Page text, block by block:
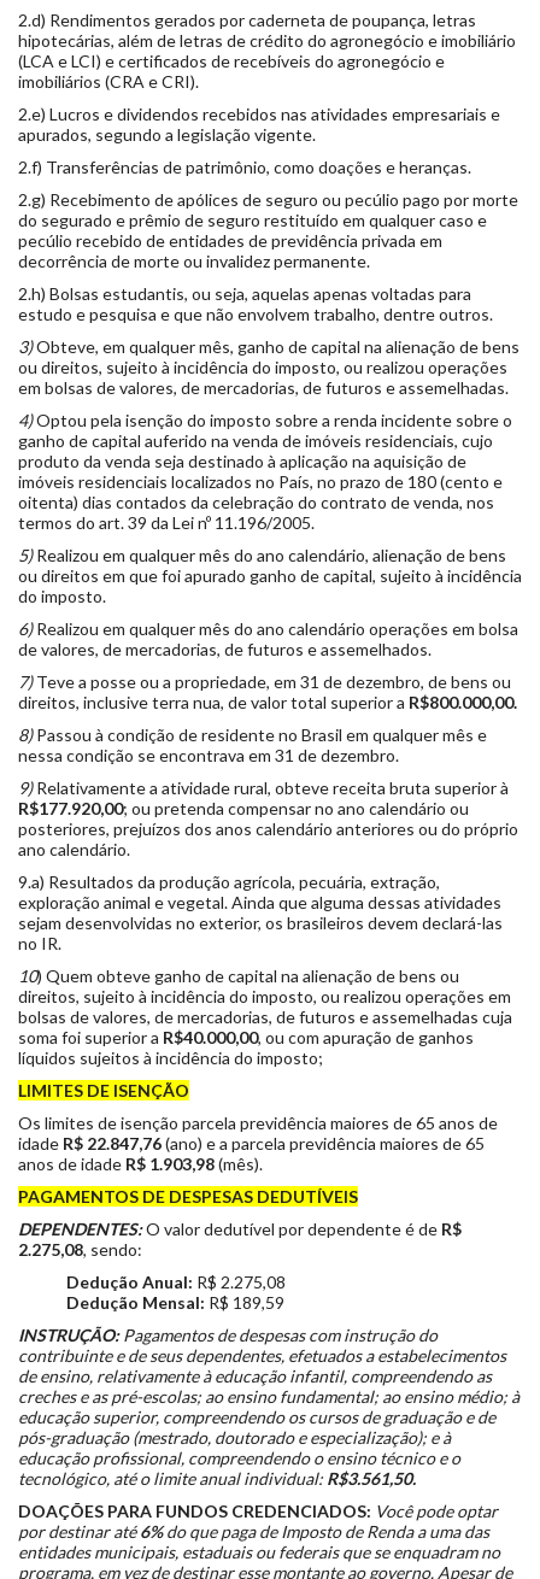
2.d) Rendimentos gerados por caderneta de poupança, letras
hipotecárias, além de letras de crédito do agronegócio e imobiliário
(LCA e LCI) e certificados de recebíveis do agronegócio e
imobiliários (CRA e CRI).
2.e) Lucros e dividendos recebidos nas atividades empresariais e
apurados, segundo a legislação vigente.
2.f) Transferências de patrimônio, como doações e heranças.
2.g) Recebimento de apólices de seguro ou pecúlio pago por morte
do segurado e prêmio de seguro restituído em qualquer caso e
pecúlio recebido de entidades de previdência privada em
decorrência de morte ou invalidez permanente.
2.h) Bolsas estudantis, ou seja, aquelas apenas voltadas para
estudo e pesquisa e que não envolvem trabalho, dentre outros.
3)Obteve, em qualquer mês, ganho de capital na alienação de bens
ou direitos, sujeito à incidência do imposto, ou realizou operações
em bolsas de valores, de mercadorias, de futuros e assemelhadas.
4)Optou pela isenção do imposto sobre a renda incidente sobre o
ganho de capital auferido na venda de imóveis residenciais, cujo
produto da venda seja destinado à aplicação na aquisição de
imóveis residenciais localizados no País, no prazo de 180 (cento e
oitenta) dias contados da celebração do contrato de venda, nos
termos do art. 39 da Lei nº 11.196/2005.
5)Realizou em qualquer mês do ano calendário, alienação de bens
ou direitos em que foi apurado ganho de capital, sujeito à incidência
do imposto.
6)Realizou em qualquer mês do ano calendário operações em bolsa
de valores, de mercadorias, de futuros e assemelhados.
7)Teve a posse ou a propriedade, em 31 de dezembro, de bens ou
direitos, inclusive terra nua, de valor total superior a R$800.000,00.
8)Passou à condição de residente no Brasil em qualquer mês e
nessa condição se encontrava em 31 de dezembro.
9)Relativamente a atividade rural, obteve receita bruta superior à
R$177.920,00; ou pretenda compensar no ano calendário ou
posteriores, prejuízos dos anos calendário anteriores ou do próprio
ano calendário.
9.a) Resultados da produção agrícola, pecuária, extração,
exploração animal e vegetal. Ainda que alguma dessas atividades
sejam desenvolvidas no exterior, os brasileiros devem declará-las
no IR.
10) Quem obteveganho de capital na alienação de bens ou
direitos, sujeito à incidência do imposto, ou realizou operações em
bolsas de valores, de mercadorias, de futuros e assemelhadas cuja
soma foi superior a R$40.000,00, ou com apuração de ganhos
líquidos sujeitos à incidência do imposto;
LIMITES DE ISENÇÃO
Os limites de isenção parcela previdência maiores de 65 anos de
idade R$ 22.847,76(ano) e a parcela previdência maiores de 65
anos de idade R$ 1.903,98(mês).
PAGAMENTOS DE DESPESAS DEDUTÍVEIS
DEPENDENTES:O valor dedutível por dependente é de R$
2.275,08, sendo:
Dedução Anual: R$ 2.275,08
Dedução Mensal: R$ 189,59
INSTRUÇÃO:Pagamentos de despesas com instrução do
contribuinte e de seus dependentes, efetuados a estabelecimentos
de ensino, relativamente à educação infantil, compreendendo as
creches e as pré-escolas; ao ensino fundamental; ao ensino médio; à
educação superior, compreendendo os cursos de graduação e de
pós-graduação (mestrado, doutorado e especialização); e à
educação profissional, compreendendo o ensino técnico e o
tecnológico, até o limite anual individual: R$3.561,50.
DOAÇÕES PARA FUNDOS CREDENCIADOS: Você pode optar
por destinar até6%do que paga de Imposto de Renda a uma das
entidades municipais, estaduais ou federais que se enquadram no
programa, em vez de destinar esse montante ao governo. Apesar de